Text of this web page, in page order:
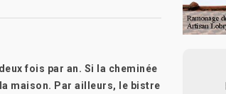
fois par an. Si la cheminée
maison. Par ailleurs, le bistre